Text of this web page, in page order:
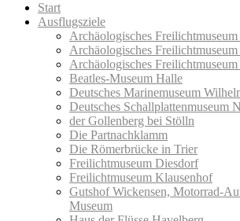
Start
Ausflugsziele
Archäologisches
Archäologisches
Archäologisches
Beatles-Museum Halle
Deutsches Marinemuseum
Deutsches Schallplattenmuseum
der Gollenberg bei Stölln
Die Partnachklamm
Die Römerbrücke in Trier
Freilichtmuseum Diesdorf
Freilichtmuseum Klausenhof
Gutshof Wickensen, Motorrad-
Museum